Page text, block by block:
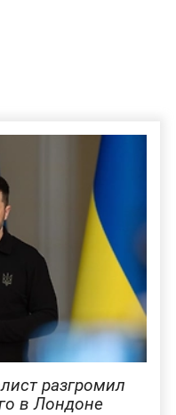
разгромил
в Лондоне